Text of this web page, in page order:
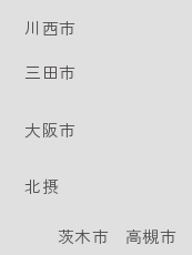
川西市
三田市
大阪市
北摂
茨木市
高槻市